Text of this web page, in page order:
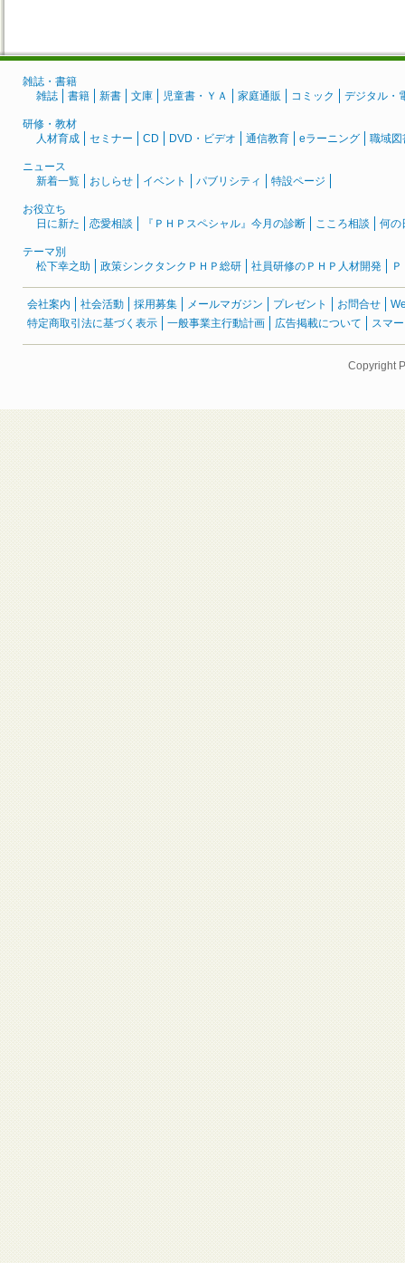
雑誌・書籍
雑誌
書籍 新書 文庫 児童書・ＹＡ 家庭通販 コミック デジタル・
研修・教材
人材育成
セミナー CD DVD・ビデオ 通信教育 eラーニング 職域図
ニュース
新着一覧
おしらせ イベント パブリシティ 特設ページ
お役立ち
日に新た
恋愛相談 『ＰＨＰスペシャル』今月の診断 こころ相談 何の
テーマ別
松下幸之助
政策シンクタンクＰＨＰ総研 社員研修のＰＨＰ人材開発
会社案内 社会活動 採用募集 メールマガジン プレゼント お問合せ
特定商取引法に基づく表示
一般事業主行動計画 広告掲載について スマ
Copyright